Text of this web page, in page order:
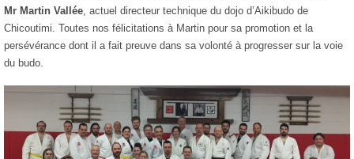
Mr Martin Vallée , actuel directeur technique du dojo d’Aikibudo de
Chicoutimi. Toutes nos félicitations à Martin pour sa promotion et la
persévérance dont il a fait preuve dans sa volonté à progresser sur la voie
du budo.